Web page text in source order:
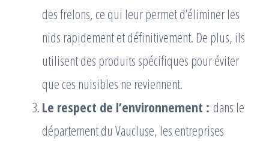
des frelons, ce qui leur permet d’éliminer les
nids rapidement et définitivement. De plus, ils
utilisent des produits spécifiques pour éviter
que ces nuisibles ne reviennent.
Le respect de l’environnement : dans le
département du Vaucluse, les entreprises